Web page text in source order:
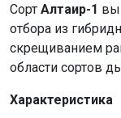
Сорт Алтаир-1
отбора из
скрещиванием
области сортов
Характеристика